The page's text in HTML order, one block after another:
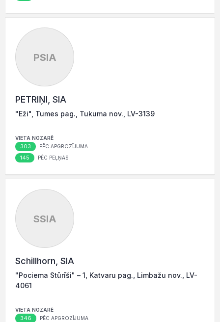
PSIA
PETRIŅI, SIA
"Eži", Tumes pag., Tukuma nov., LV-3139
VIETA NOZARĒ
303 PĒC APGROZĪJUMA
145 PĒC PEĻŅAS
SSIA
Schillhorn, SIA
"Pociema Stūrīši" – 1, Katvaru pag., Limbažu nov., LV-
4061
VIETA NOZARĒ
346 PĒC APGROZĪJUMA